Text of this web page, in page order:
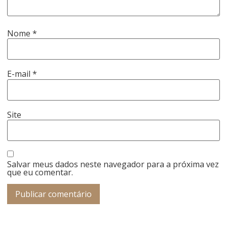
Nome*
E-mail*
Site
Salvar meus dados neste navegador para a próxima vez
que eu comentar.